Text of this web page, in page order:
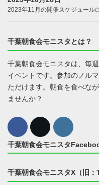
2023年11月の開催スケジュール
千葉朝食会モニスタとは？
千葉朝食会モニスタは、毎
イベントです。参加のノル
ただけます。朝食を食べな
ませんか？
千葉朝食会モニスタ
千葉朝食会モニスタX（旧：